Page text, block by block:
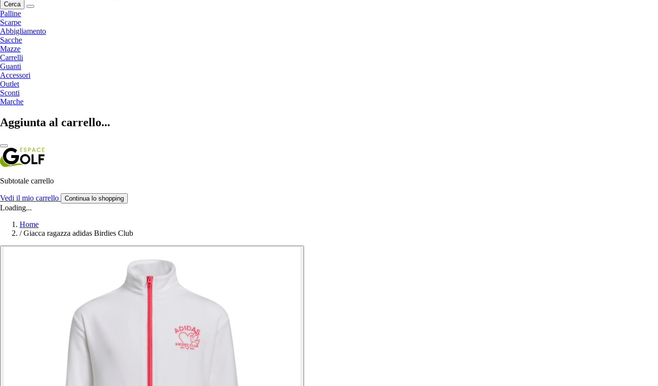
Cerca
Palline
Scarpe
Abbigliamento
Sacche
Mazze
Carrelli
Guanti
Accessori
Outlet
Sconti
Marche
Aggiunta al carrello...
Subtotale carrello
Vedi il mio carrello Continua lo shopping
Loading...
Home
/ Giacca ragazza adidas Birdies Club